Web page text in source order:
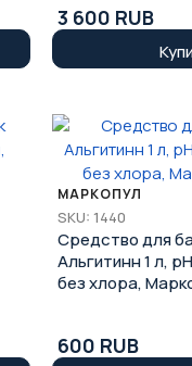
3 600 RUB
МАРКОПУЛ
SKU: 1440
Средство для
Альгитинн 1 л,
без хлора,
600 RUB